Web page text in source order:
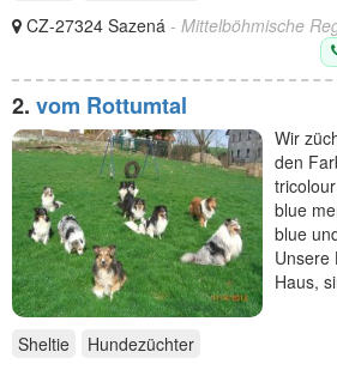
CZ-27324 Sazená - Mittelböhmische
2. vom Rottumtal
Wir
den
blue
blue
Unsere
Haus,
Sheltie
Hundezüchter